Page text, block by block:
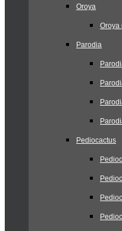
Oroya
Oroya
Parodia
Pediocactus